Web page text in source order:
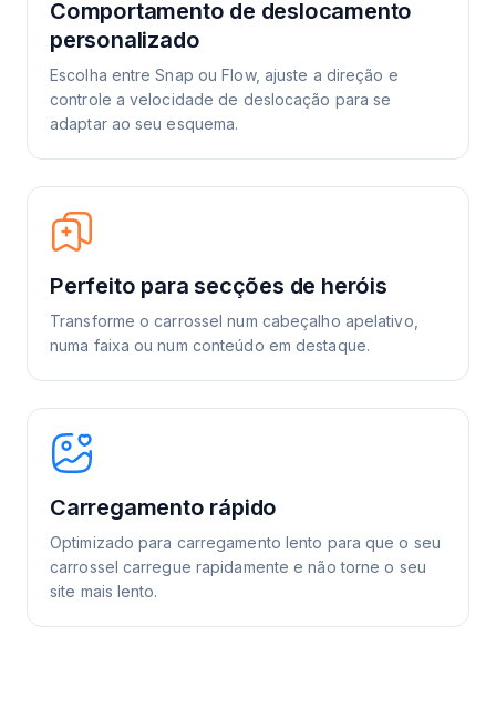
Comportamento de deslocamento
personalizado
Escolha entre Snap ou Flow, ajuste a direção e
controle a velocidade de deslocação para se
adaptar ao seu esquema.
Perfeito para secções de heróis
Transforme o carrossel num cabeçalho apelativo,
numa faixa ou num conteúdo em destaque.
Carregamento rápido
Optimizado para carregamento lento para que o seu
carrossel carregue rapidamente e não torne o seu
site mais lento.